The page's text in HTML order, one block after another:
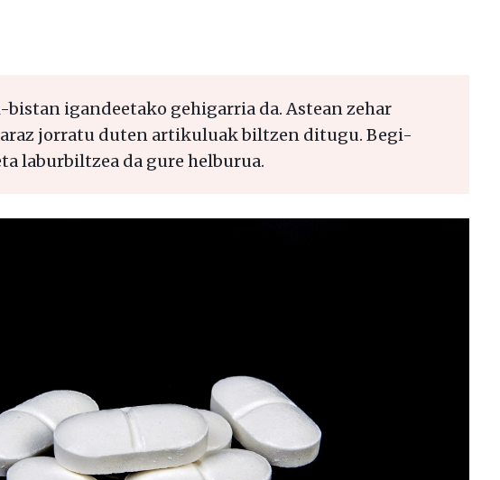
igandeetako gehigarria da. Astean zehar
jorratu duten artikuluak biltzen ditugu. Begi-
laburbiltzea da gure helburua.